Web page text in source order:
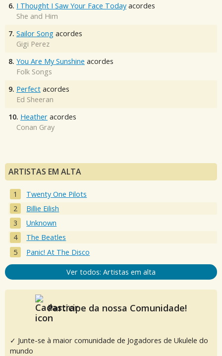
6. I Thought I Saw Your Face Today acordes
She and Him
7. Sailor Song acordes
Gigi Perez
8. You Are My Sunshine acordes
Folk Songs
9. Perfect acordes
Ed Sheeran
10. Heather acordes
Conan Gray
ARTISTAS EM ALTA
Twenty One Pilots
Billie Eilish
Unknown
The Beatles
Panic! At The Disco
Ver todos: Artistas em alta
Participe da nossa Comunidade!
✓ Junte-se à maior comunidade de Jogadores de Ukulele do
mundo